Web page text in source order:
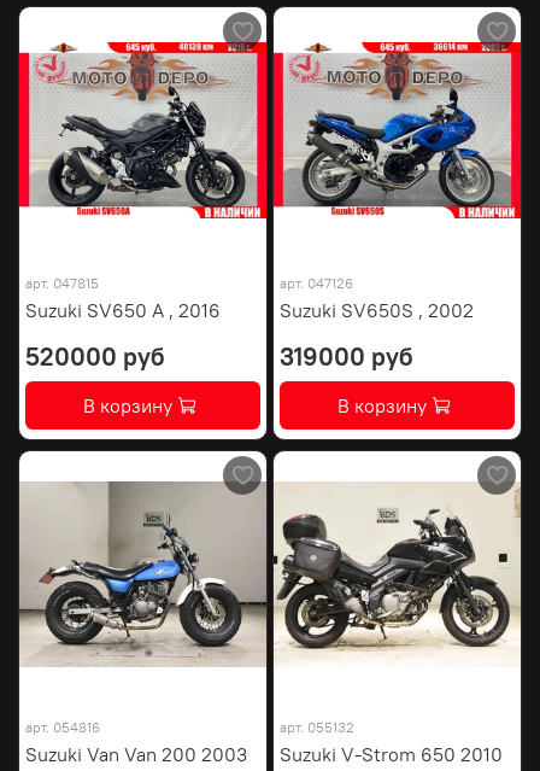
арт. 047815
Suzuki SV650 A , 2016
520000 руб
В корзину
арт. 047126
Suzuki SV650S , 2002
319000 руб
В корзину
арт. 054816
Suzuki Van Van 200 2003
арт. 055132
Suzuki V-Strom 650 2010